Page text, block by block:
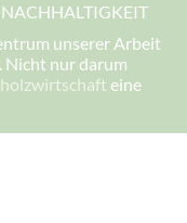
unserer Arbeit
Nicht nur darum
eine